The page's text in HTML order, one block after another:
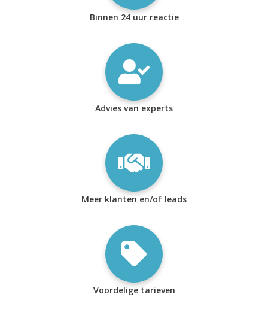
Binnen 24 uur reactie
Advies van experts
Meer klanten en/of leads
Voordelige tarieven